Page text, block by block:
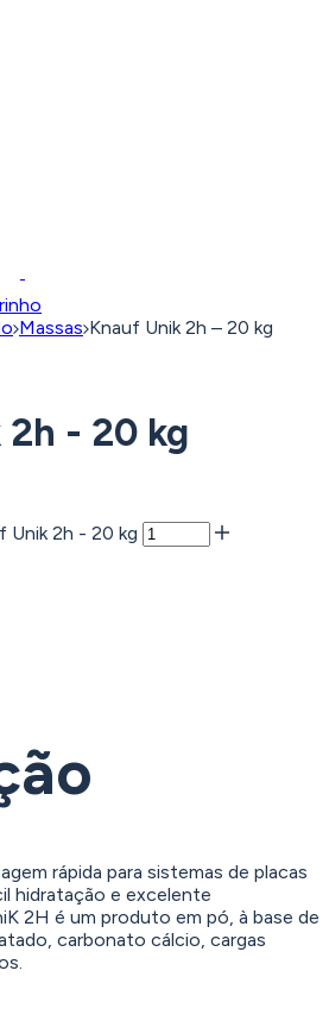
Massas Knauf Unik 2h – 20 kg
2h - 20 kg
Unik 2h - 20 kg
rápida para sistemas de placas
hidratação e excelente
2H é um produto em pó, à base de
carbonato cálcio, cargas